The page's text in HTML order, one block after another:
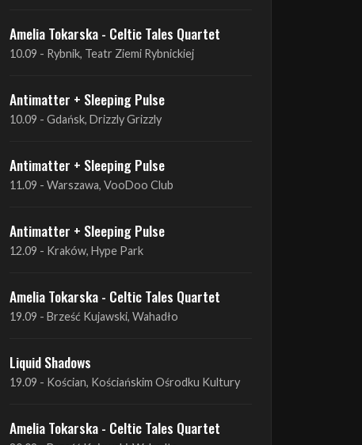
Antimatter + Sleeping Pulse
10.09 - Gdańsk, Drizzly Grizzly
Antimatter + Sleeping Pulse
11.09 - Warszawa, VooDoo Club
Antimatter + Sleeping Pulse
12.09 - Kraków, Hype Park
Amelia Tokarska - Celtic Tales Quartet
19.09 - Brześć Kujawski, Wahadło
Liquid Shadows
19.09 - Kościan, Kościańskim Ośrodku Kultury
Amelia Tokarska - Celtic Tales Quartet
20.09 - Brześć Kujawski, Wahadło
Red Sand